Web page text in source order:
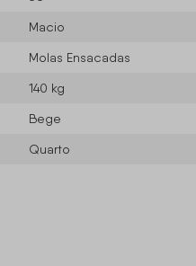
Macio
Molas Ensacadas
140 kg
Bege
Quarto